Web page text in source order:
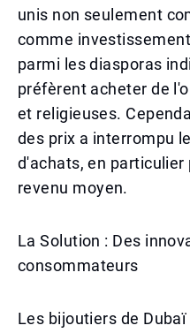
unis non seulement
comme
parmi les diasporas
préfèrent acheter de
et religieuses.
des prix a interrompu
d'achats, en particulier
revenu moyen.
La Solution : Des
consommateurs
Les bijoutiers de